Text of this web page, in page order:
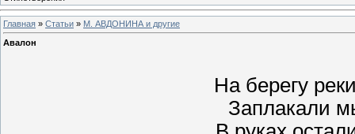
Главная » Статьи » М. АВДОНИНА и другие
Авалон
На берегу
Заплакали